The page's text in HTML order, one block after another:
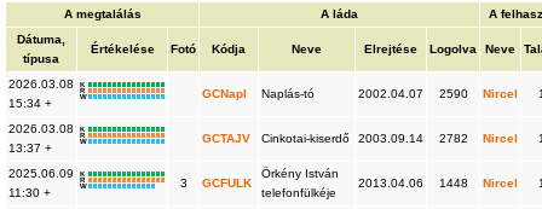
A megtalálás A láda
A
Dátuma,
típusa
Értékelése Fotó Kódja Neve Elrejtése Logolva Neve
2026.03.08
15:34 +
K
R
W
GCNapl Naplás-tó 2002.04.07 2590 Nircel
2026.03.08
13:37 +
K
R
W
GCTAJV Cinkotai-kiserdő 2003.09.14 2782 Nircel
2025.06.09
11:30 +
K
R
W
3 GCFULK
Örkény István
telefonfülkéje
2013.04.06 1448 Nircel